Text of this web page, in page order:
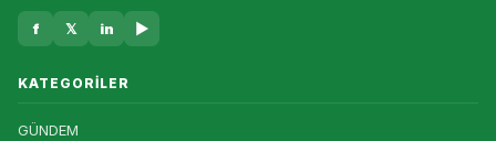
f 𝕏 in ▶
KATEGORILER
GÜNDEM